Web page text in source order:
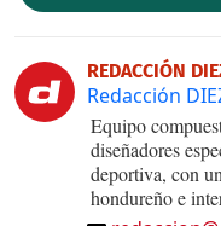
REDACCIÓN
Redacción
Equipo
diseñadores
deportiva, con
hondureño e